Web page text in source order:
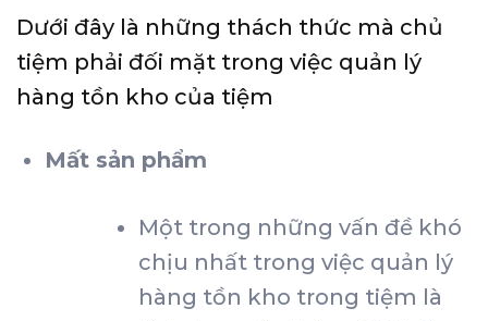
Dưới đây là những thách thức mà chủ
tiệm phải đối mặt trong việc quản lý
hàng tồn kho của tiệm
Mất sản phẩm
Một trong những vấn đề khó
chịu nhất trong việc quản lý
hàng tồn kho trong tiệm là